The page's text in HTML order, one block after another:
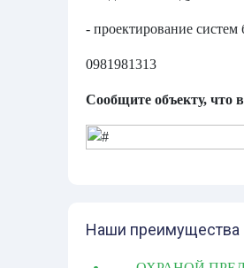
- проектирование систем
0981981313
Сообщите объекту, что
Наши преимущества